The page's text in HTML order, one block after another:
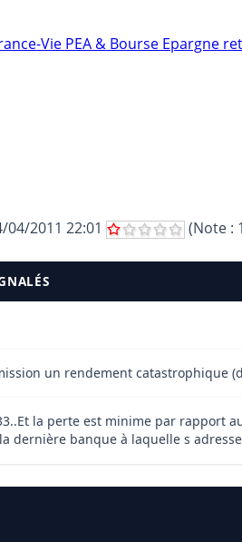
Vie PEA & Bourse Epargne
04/2011 22:01 (Note :
un rendement catastrophique
la perte est minime par rapport
dernière banque à laquelle s